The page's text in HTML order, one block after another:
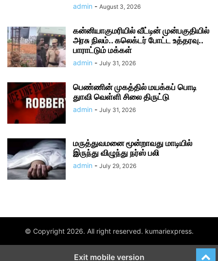
admin - August 3, 2026
கன்னியாகுமரியில் வீட்டின் முன்பகுதியில்
அரசு நிலம்.. கலெக்டர் போட்ட உத்தரவு..
பாராட்டும் மக்கள்
admin - July 31, 2026
பெண்ணின் முகத்தில் மயக்கப் பொடி
துாவி வெள்ளி சிலை திருட்டு
admin - July 31, 2026
மருத்துவமனை மூன்றாவது மாடியில்
இருந்து விழுந்து நர்ஸ் பலி
admin - July 29, 2026
© Copyright 2026. All right reserved. kumariexpress.
Exit mobile version